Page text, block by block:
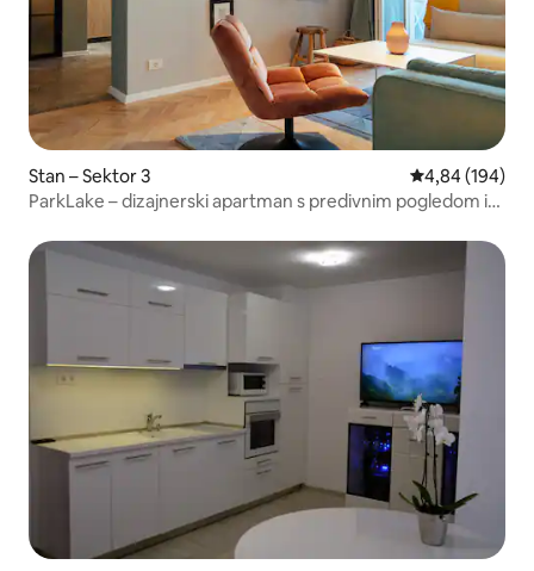
Stan – Sektor 3 Prosječna
4,84 (194)
ParkLake – dizajnerski apartman s predivnim pogledom i